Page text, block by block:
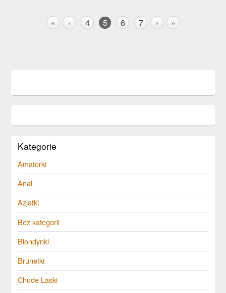
« ‹ 4 5 6 7 › »
Kategorie
Amatorki
Anal
Azjatki
Bez kategorii
Blondynki
Brunetki
Chude Laski